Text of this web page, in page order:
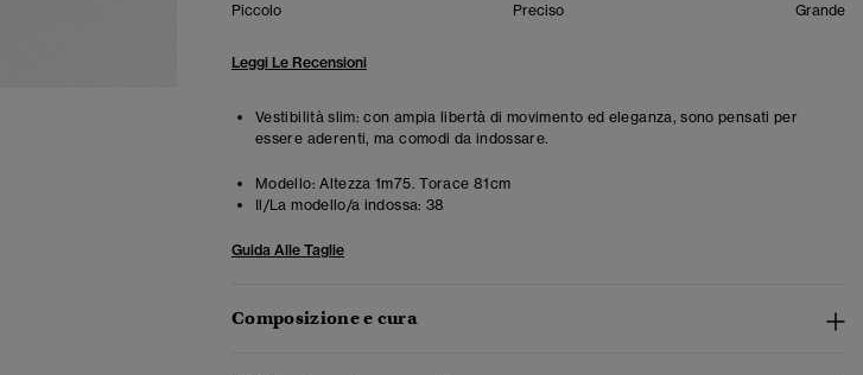
Piccolo Preciso Grande
Leggi Le Recensioni
Vestibilità slim: con ampia libertà di movimento ed eleganza, sono pensati per
essere aderenti, ma comodi da indossare.
Modello: Altezza 1m75. Torace 81cm
Il/La modello/a indossa: 38
Guida Alle Taglie
Composizione e cura